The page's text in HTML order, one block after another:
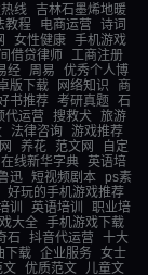
线
吉林石墨烯地暖
教程 电商运营
诗词
女性健康 手机游戏
借贷律师
工商注册
经 周易
优秀个人博
版下载 网络知识
商
书推荐 考研真题 石
代运营 搜救犬 旅游
法律咨询 游戏推荐
养花 范文网
自定
在线新华字典 英语培
迅 短视频剧本
ps素
好玩的手机游戏推荐
训 英语培训
职业培
大全
手机游戏下载
石 抖音代运营 十大
下载 企业服务
女士
文 优质范文
儿童文